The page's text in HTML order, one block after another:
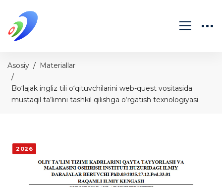
Asosiy Materiallar
Bo‘lajak ingliz tili o‘qituvchilarini web-quest vositasida
mustaqil ta’limni tashkil qilishga o‘rgatish texnologiyasi
2026